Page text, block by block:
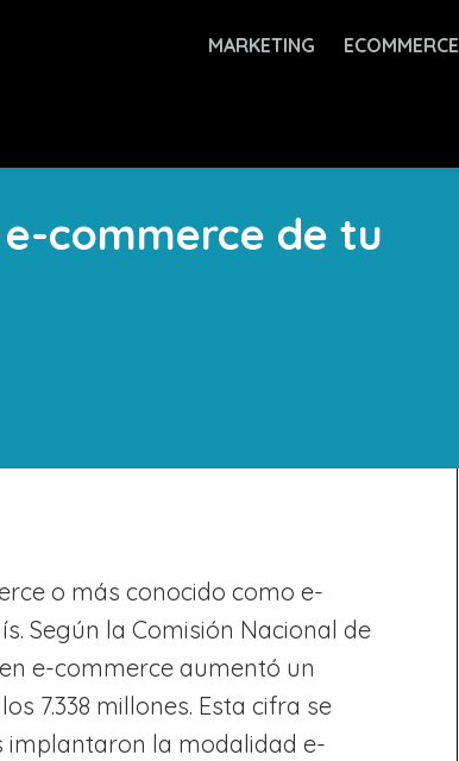
MARKETING ECOMMERCE
commerce de tu
o más conocido como e-
Según la Comisión Nacional de
e-commerce aumentó un
7.338 millones. Esta cifra se
implantaron la modalidad e-